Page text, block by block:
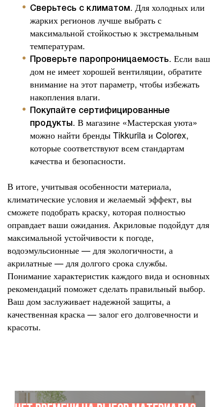
Сверьтесь с климатом. Для холодных или
жарких регионов лучше выбрать с
максимальной стойкостью к экстремальным
температурам.
Проверьте паропроницаемость. Если ваш
дом не имеет хорошей вентиляции, обратите
внимание на этот параметр, чтобы избежать
накопления влаги.
Покупайте сертифицированные
продукты. В магазине «Мастерская уюта»
можно найти бренды Tikkurila и Colorex,
которые соответствуют всем стандартам
качества и безопасности.
В итоге, учитывая особенности материала,
климатические условия и желаемый эффект, вы
сможете подобрать краску, которая полностью
оправдает ваши ожидания. Акриловые подойдут для
максимальной устойчивости к погоде,
водоэмульсионные — для экологичности, а
акрилатные — для долгого срока службы.
Понимание характеристик каждого вида и основных
рекомендаций поможет сделать правильный выбор.
Ваш дом заслуживает надежной защиты, а
качественная краска — залог его долговечности и
красоты.